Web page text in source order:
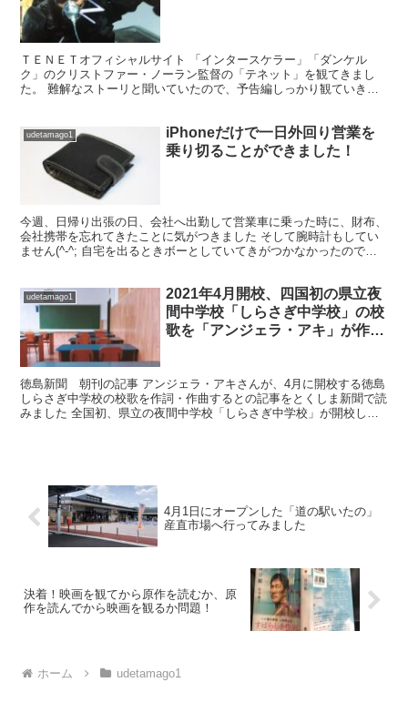
ＴＥＮＥＴオフィシャルサイト 「インタースケラー」「ダンケル
ク」のクリストファー・ノーラン監督の「テネット」を観てきまし
た。 難解なストーリと聞いていたので、予告編しっかり観ていきま
udetamago1
iPhoneだけで一日外回り営業を
乗り切ることができました！
今週、日帰り出張の日、会社へ出勤して営業車に乗った時に、財布、
会社携帯を忘れてきたことに気がつきました そして腕時計もしてい
ません(^-^; 自宅を出るときボーとしていてきがつかなかったのです
udetamago1
2021年4月開校、四国初の県立夜
間中学校「しらさぎ中学校」の校
歌を「アンジェラ・アキ」が作
徳島新聞 朝刊の記事 アンジェラ・アキさんが、4月に開校する徳島
しらさぎ中学校の校歌を作詞・作曲するとの記事をとくしま新聞で読
みました 全国初、県立の夜間中学校「しらさぎ中学校」が開校しま
4月1日にオープンした「道の駅いたの」
産直市場へ行ってみました
決着！映画を観てから原作を読むか、原
作を読んでから映画を観るか問題！
ホーム udetamago1